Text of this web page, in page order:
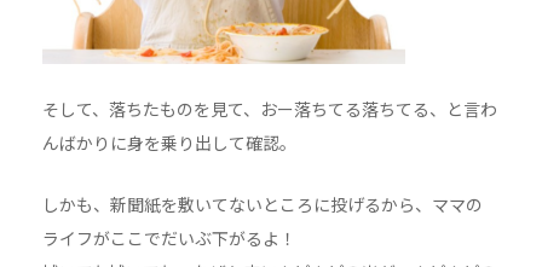
そして、落ちたものを見て、おー落ちてる落ちてる、と言わ
んばかりに身を乗り出して確認。
しかも、新聞紙を敷いてないところに投げるから、ママの
ライフがここでだいぶ下がるよ！